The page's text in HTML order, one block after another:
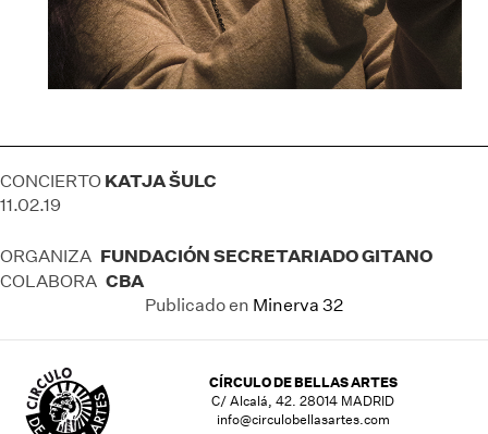
CONCIERTO KATJA ŠULC
11.02.19
ORGANIZA FUNDACIÓN SECRETARIADO GITANO
COLABORA CBA
Publicado en Minerva 32
CÍRCULO DE BELLAS ARTES
C/ Alcalá, 42. 28014 MADRID
info@circulobellasartes.com